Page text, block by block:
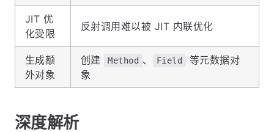
JIT 优
化受限
反射调用难以被 JIT 内联优化
生成额
外对象
创建 Method 、 Field
等元数据对
象
深度解析